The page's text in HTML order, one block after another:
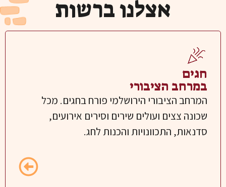
אצלנו ברשות
חגים
במרחב הציבורי
המרחב הציבורי הירושלמי פורח בחגים. מכל
שכונה צצים ועולים שירים וסירים אירועים,
סדנאות, התכוונויות והכנות לחג.